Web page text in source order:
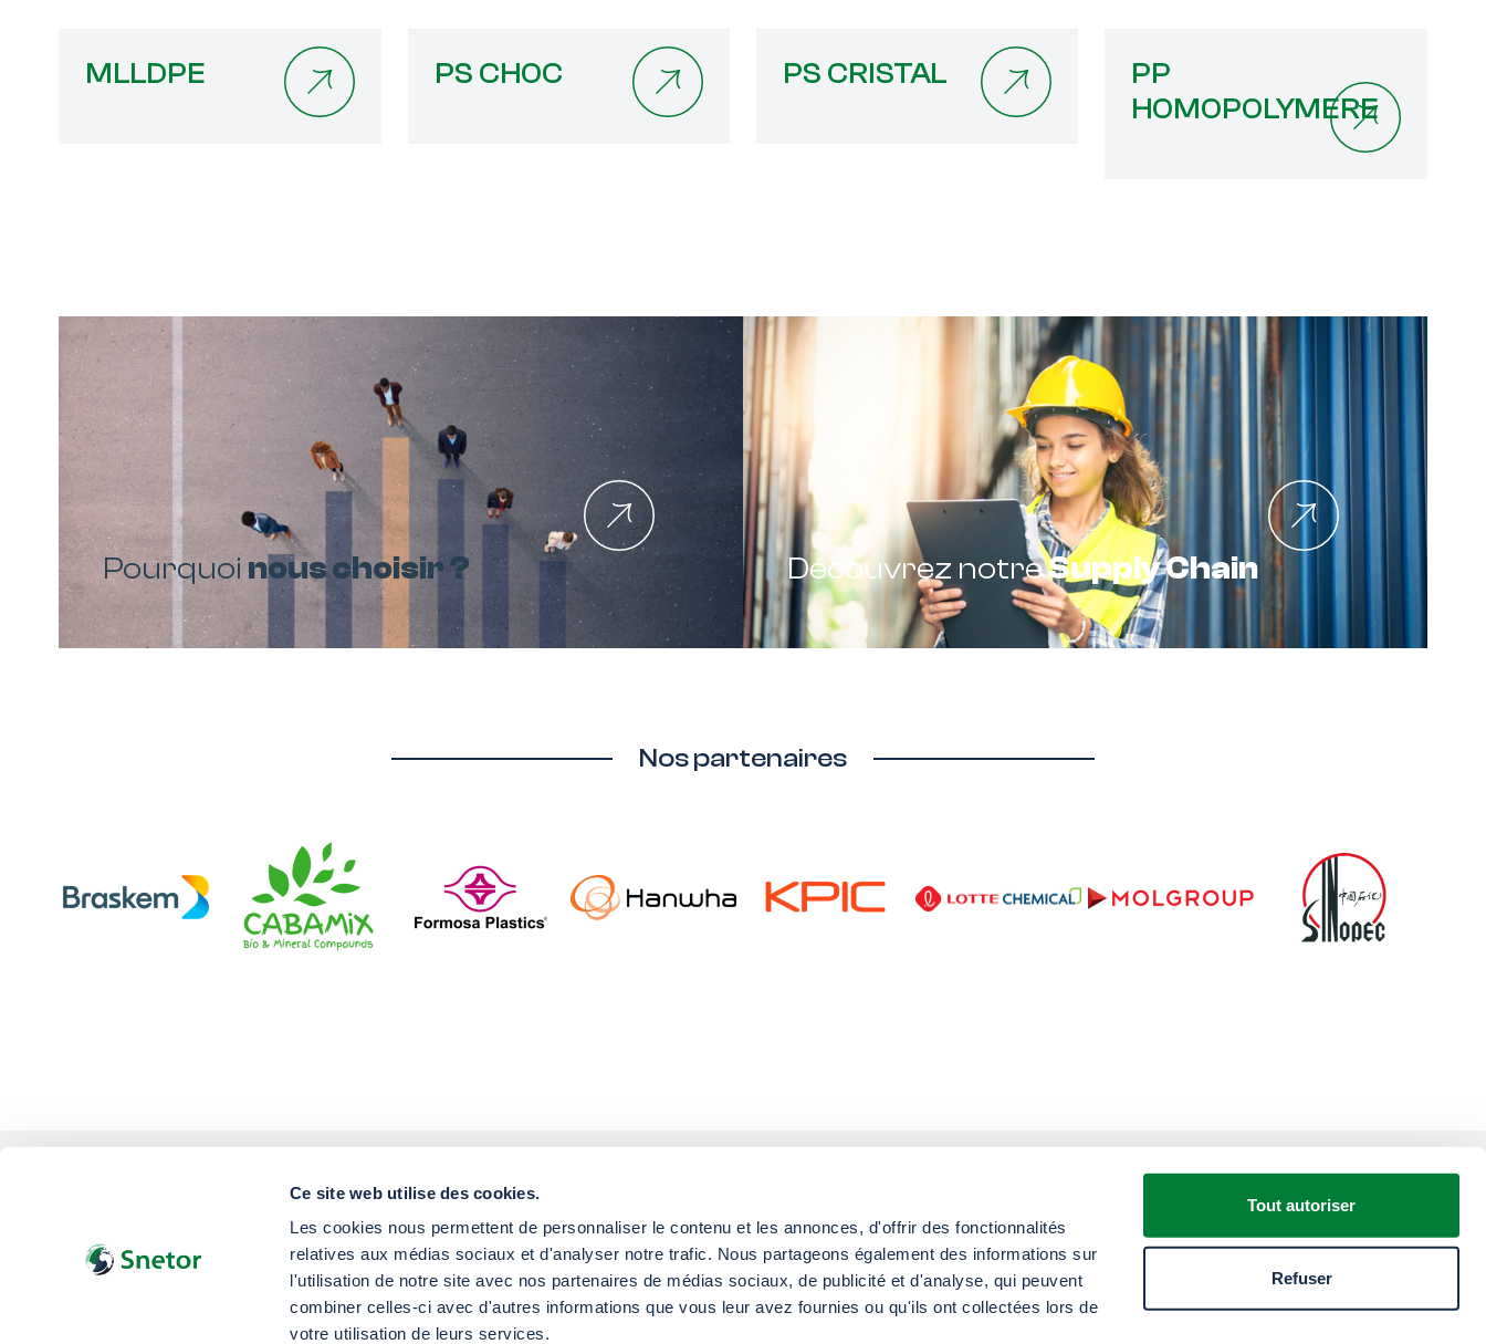
Ce site web utilise des cookies.
Les cookies nous permettent de personnaliser le contenu et les annonces, d'offrir des fonctionnalités
relatives aux médias sociaux et d'analyser notre trafic. Nous partageons également des informations sur
l'utilisation de notre site avec nos partenaires de médias sociaux, de publicité et d'analyse, qui peuvent
combiner celles-ci avec d'autres informations que vous leur avez fournies ou qu'ils ont collectées lors de
votre utilisation de leurs services.
Tout autoriser
Refuser
MLLDPE PS CHOC PS CRISTAL
PP
HOMOPOLYMERE
Pourquoinous choisir ? Découvrez notreSupply Chain
Nos partenaires
© 2026 Snetor - Tous droits réservés
Vous souhaitez échanger avec nous ?
Nous sommes à votre écoute